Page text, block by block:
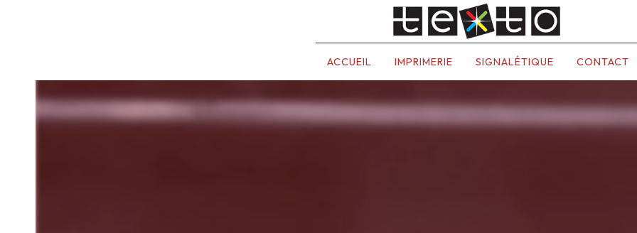
ACCUEIL IMPRIMERIE SIGNALÉTIQUE CONTACT